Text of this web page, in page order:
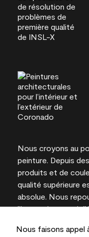
Nous faisons appel
Nous croyons au
peinture. Depuis
produits et de
qualité supérieure
absolue. Nous
l’innovation et
l’expertise locale.